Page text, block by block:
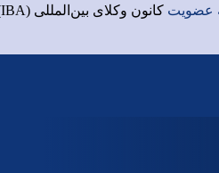
کانون وکلای بین‌المللی (IBA)